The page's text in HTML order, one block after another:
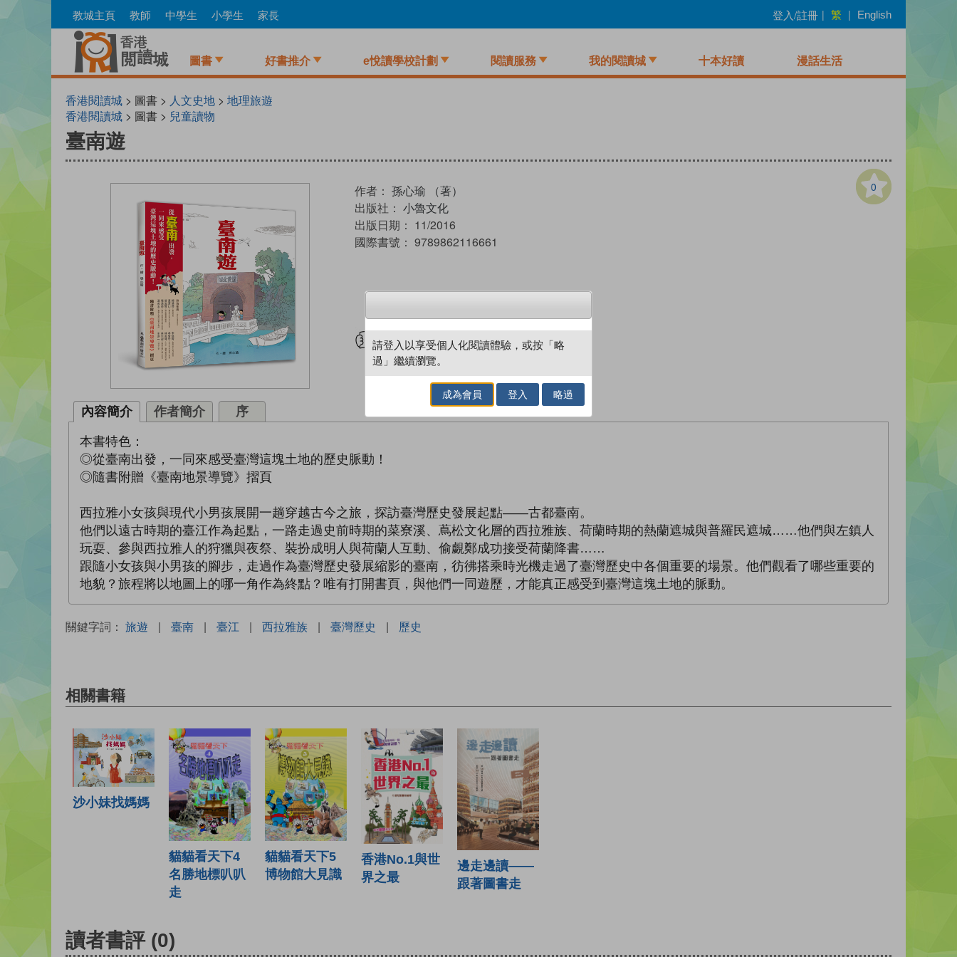
to
教城主頁 教師 中學生 小學生 家長 登入/註冊 | 繁 | English
圖書 好書推介 e悅讀學校計劃 閱讀服務 我的閱讀城 十本好讀 漫話生活
香港閱讀城 > 圖書 > 人文史地 > 地理旅遊
香港閱讀城 > 圖書 > 兒童讀物
臺南遊
0
作者： 孫心瑜 （著）
出版社： 小魯文化
出版日期： 11/2016
國際書號： 9789862116661
試閲 加入閱讀紀錄
內容簡介 作者簡介 序
本書特色：
◎從臺南出發，一同來感受臺灣這塊土地的歷史脈動！
◎隨書附贈《臺南地景導覽》摺頁
西拉雅小女孩與現代小男孩展開一趟穿越古今之旅，探訪臺灣歷史發展起點――古都臺南。
他們以遠古時期的臺江作為起點，一路走過史前時期的菜寮溪、蔦松文化層的西拉雅族、荷蘭時期的熱蘭遮城與普羅民遮城……他們與左鎮人
玩耍、參與西拉雅人的狩獵與夜祭、裝扮成明人與荷蘭人互動、偷覷鄭成功接受荷蘭降書……
跟隨小女孩與小男孩的腳步，走過作為臺灣歷史發展縮影的臺南，彷彿搭乘時光機走過了臺灣歷史中各個重要的場景。他們觀看了哪些重要的
地貌？旅程將以地圖上的哪一角作為終點？唯有打開書頁，與他們一同遊歷，才能真正感受到臺灣這塊土地的脈動。
關鍵字詞： 旅遊 | 臺南 | 臺江 | 西拉雅族 | 臺灣歷史 | 歷史
相關書籍
沙小妹找媽媽
貓貓看天下4
名勝地標叭叭
走
貓貓看天下5
博物館大見識
香港No.1與世
界之最
邊走邊讀——
跟著圖書走
讀者書評 (0)
請登入以享受個人化閱讀體驗，或按「略
過」繼續瀏覽。
成為會員 登入 略過